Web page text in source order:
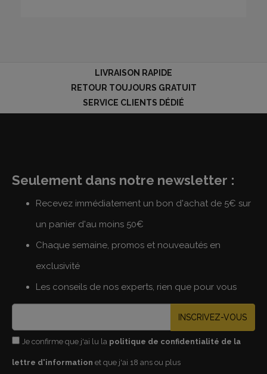
LIVRAISON RAPIDE
RETOUR TOUJOURS GRATUIT
SERVICE CLIENTS DÉDIÉ
Seulement dans notre newsletter :
Recevez immédiatement un bon d'achat de 5€ sur
un panier d'au moins 50€
Chaque semaine, promos et nouveautés en
exclusivité
Les conseils de nos experts, rien que pour vous
INSCRIVEZ-VOUS
Je confirme que j'ai lu la politique de confidentialité de la
lettre d'information et que j'ai 18 ans ou plus